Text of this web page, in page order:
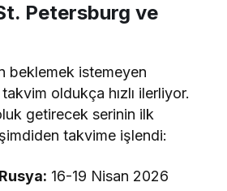
Petersburg ve
beklemek istemeyen
oldukça hızlı ilerliyor.
getirecek serinin ilk
takvime işlendi:
16-19 Nisan 2026